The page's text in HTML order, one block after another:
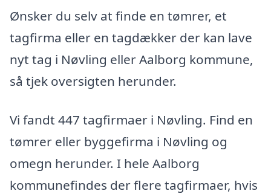
Ønsker du selv at finde en tømrer, et
tagfirma eller en tagdækker der kan lave
nyt tag i Nøvling eller Aalborg kommune,
så tjek oversigten herunder.
Vi fandt 447 tagfirmaer i Nøvling. Find en
tømrer eller byggefirma i Nøvling og
omegn herunder. I hele Aalborg
kommunefindes der flere tagfirmaer, hvis